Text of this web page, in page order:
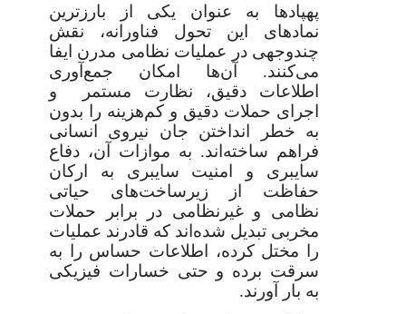
پهپادها به عنوان یکی از بارزترین
نمادهای این تحول فناورانه، نقش
چندوجهی در عملیات نظامی مدرن ایفا
می‌کنند. آن‌ها امکان جمع‌آوری
اطلاعات دقیق، نظارت مستمر و
اجرای حملات دقیق و کم‌هزینه را بدون
به خطر انداختن جان نیروی انسانی
فراهم ساخته‌اند. به موازات آن، دفاع
سایبری و امنیت سایبری به ارکان
حفاظت از زیرساخت‌های حیاتی
نظامی و غیرنظامی در برابر حملات
مخربی تبدیل شده‌اند که قادرند عملیات
را مختل کرده، اطلاعات حساس را به
سرقت برده و حتی خسارات فیزیکی
به بار آورند.